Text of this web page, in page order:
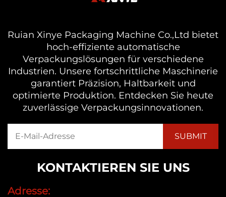
Ruian Xinye Packaging Machine Co.,Ltd bietet
hoch-effiziente automatische
Verpackungslösungen für verschiedene
Industrien. Unsere fortschrittliche Maschinerie
garantiert Präzision, Haltbarkeit und
optimierte Produktion. Entdecken Sie heute
zuverlässige Verpackungsinnovationen.
KONTAKTIEREN SIE UNS
Adresse: